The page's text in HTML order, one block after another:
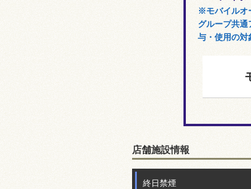
※モバイルオ
グループ共
与・使用の対
店舗施設情報
終日禁煙